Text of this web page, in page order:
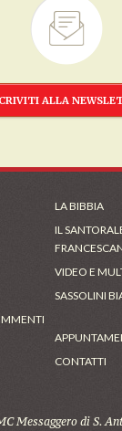
ALLA
LA BIBBIA
IL
VIDEO E
SASSOLINI
CONTATTI
Messaggero di S.